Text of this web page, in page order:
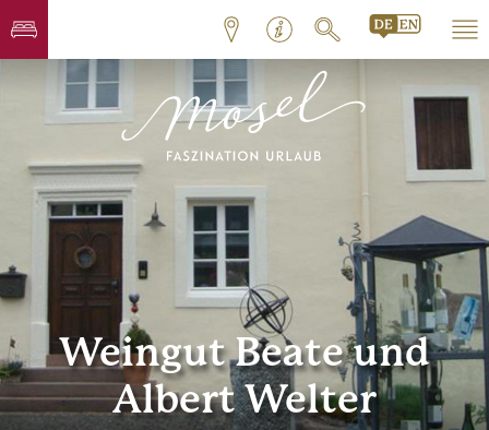
Weingut Beate und
Albert Welter